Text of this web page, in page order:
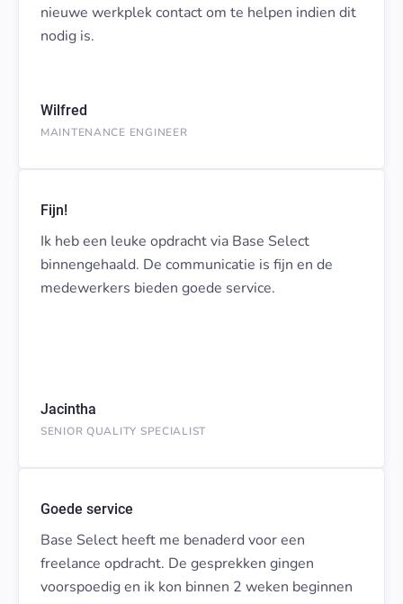
nieuwe werkplek contact om te helpen indien dit
nodig is.
Wilfred
MAINTENANCE ENGINEER
Fijn!
Ik heb een leuke opdracht via Base Select
binnengehaald. De communicatie is fijn en de
medewerkers bieden goede service.
Jacintha
SENIOR QUALITY SPECIALIST
Goede service
Base Select heeft me benaderd voor een
freelance opdracht. De gesprekken gingen
voorspoedig en ik kon binnen 2 weken beginnen